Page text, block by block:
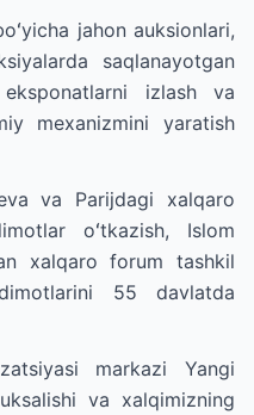
jahon auksionlari,
saqlanayotgan
izlash va
mexanizmini yaratish
va Parijdagi xalqaro
oʻtkazish, Islom
xalqaro forum tashkil
55 davlatda
markazi Yangi
va xalqimizning